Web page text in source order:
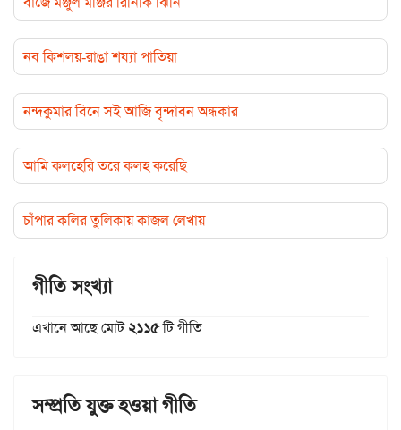
নব কিশলয়-রাঙা শয্যা পাতিয়া
নন্দকুমার বিনে সই আজি বৃন্দাবন অন্ধকার
আমি কলহেরি তরে কলহ করেছি
চাঁপার কলির তুলিকায় কাজল লেখায়
গীতি সংখ্যা
এখানে আছে মোট২১১৫টি গীতি
সম্প্রতি যুক্ত হওয়া গীতি